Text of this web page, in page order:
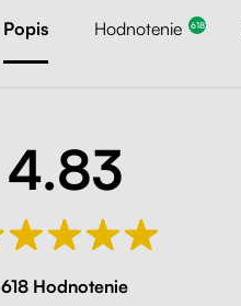
Popis Hodnotenie 618
4.83
618 Hodnotenie